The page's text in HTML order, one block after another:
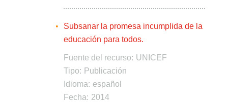
Subsanar la promesa incumplida de la
educación para todos.
Fuente del recurso: UNICEF
Tipo: Publicación
Idioma: español
Fecha: 2014